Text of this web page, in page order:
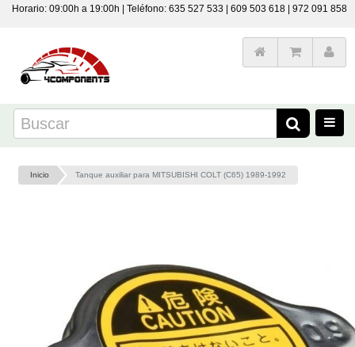
Horario: 09:00h a 19:00h | Teléfono: 635 527 533 | 609 503 618 | 972 091 858
Inicio Tanque auxiliar para MITSUBISHI COLT (C65) 1989-1992